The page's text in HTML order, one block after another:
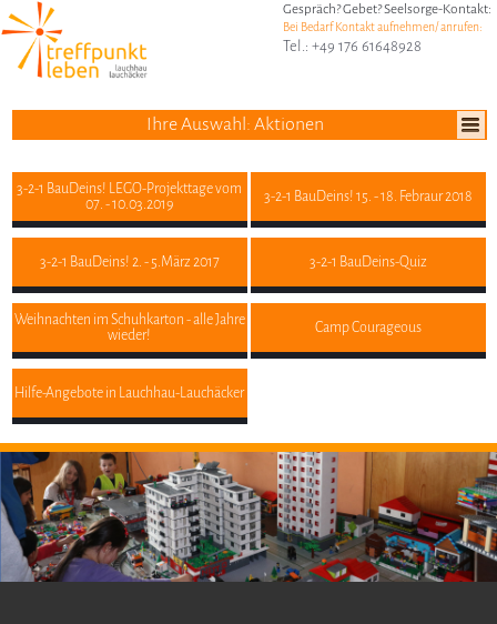
Gespräch? Gebet? Seelsorge-Kontakt:
Bei Bedarf Kontakt aufnehmen/ anrufen:
Tel.: +49 176 61648928
Ihre Auswahl: Aktionen
3-2-1 BauDeins! LEGO-Projekttage vom
07. - 10.03.2019
3-2-1 BauDeins! 15. - 18. Febraur 2018
3-2-1 BauDeins! 2. - 5.März 2017 3-2-1 BauDeins-Quiz
Weihnachten im Schuhkarton - alle Jahre
wieder!
Camp Courageous
Hilfe-Angebote in Lauchhau-Lauchäcker